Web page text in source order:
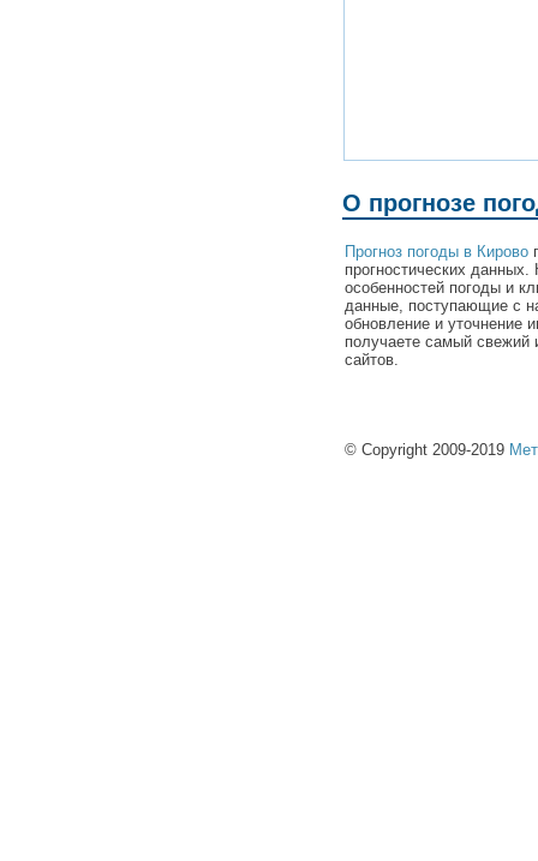
О прогнозе
Прогноз погоды в Кирово
прогностических
особенностей погоды и
данные, поступающие с
обновление и уточнение
получаете самый свежий
сайтов.
© Copyright 2009-2019